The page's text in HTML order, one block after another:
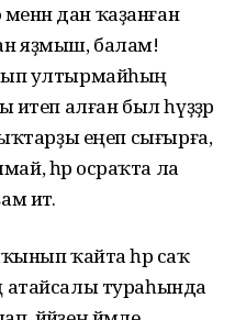
дан ҡаҙанған
яҙмыш, балам!
ултырмайһың
алған был һүҙҙәр
еңеп сығырға,
һәр осраҡта ла
итә.
ҡайта һәр саҡ
атайсалы тураһында